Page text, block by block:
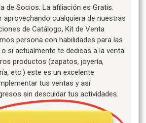
de Socios. La afiliación es Gratis.
aprovechando cualquiera de nuestras
de Catálogo, Kit de Venta
persona con habilidades para las
si actualmente te dedicas a la venta
productos (zapatos, joyería,
etc.) este es un excelente
tus ventas y así
sin descuidar tus actividades.